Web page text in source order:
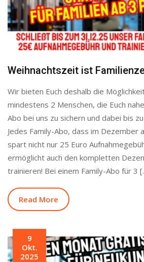
Weihnachtszeit ist
Wir bieten Euch deshalb die
mindestens 2 Menschen, die Euch
Abo bei uns zu sichern und dabei bis
Jedes Family-Abo, dass im Dezember
spart nicht nur 25 Euro
ermöglicht auch den kompletten
trainieren! Bei einem Family-Abo für 3
Read More
9
Okt.
2025